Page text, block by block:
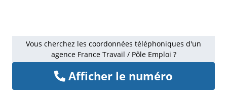
Vous cherchez les coordonnées téléphoniques d'un
agence France Travail / Pôle Emploi ?
Afficher le numéro